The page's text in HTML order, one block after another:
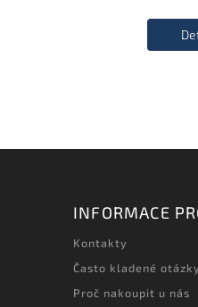
INFORMACE
Kontakty
Často kladené
Proč nakoupit u nás